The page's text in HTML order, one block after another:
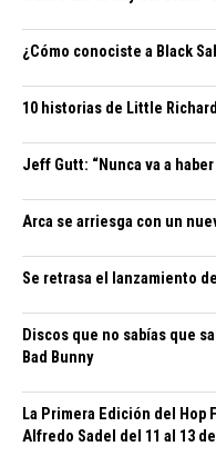
¿Cómo conociste a Black
10 historias de Little
Jeff Gutt: “Nunca va a
Arca se arriesga con un
Se retrasa el lanzamiento
Discos que no sabías que
Bad Bunny
La Primera Edición del Hop
Alfredo Sadel del 11 al 13